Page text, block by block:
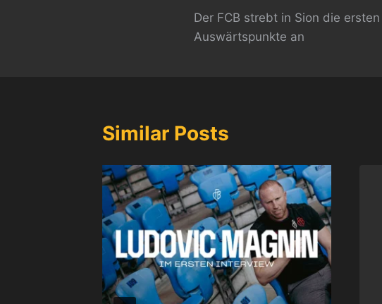
Der FCB strebt in Sion die ersten
Auswärtspunkte an
Similar Posts